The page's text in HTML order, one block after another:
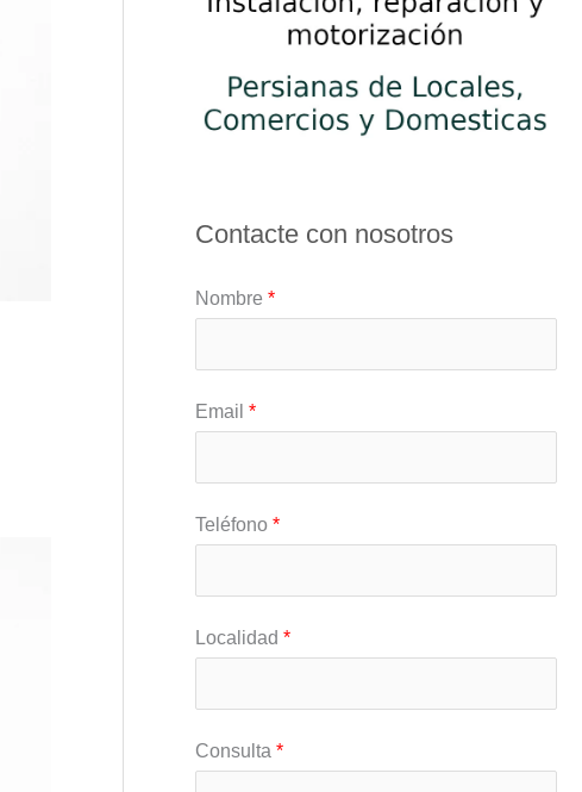
Contacte con nosotros
Nombre *
Email *
Teléfono *
Localidad *
Consulta *